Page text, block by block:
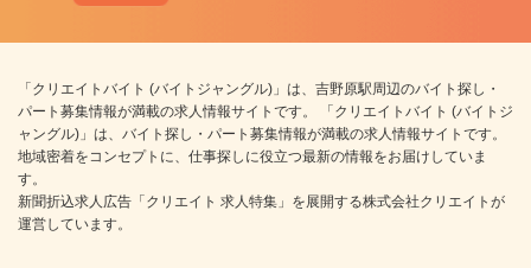
「クリエイトバイト (バイトジャングル)」は、吉野原駅周辺のバイト探し・
パート募集情報が満載の求人情報サイトです。 「クリエイトバイト (バイトジ
ャングル)」は、バイト探し・パート募集情報が満載の求人情報サイトです。
地域密着をコンセプトに、仕事探しに役立つ最新の情報をお届けしていま
す。
新聞折込求人広告「クリエイト 求人特集」を展開する株式会社クリエイトが
運営しています。